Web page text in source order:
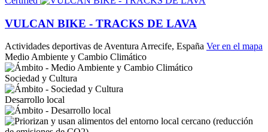
VULCAN BIKE - TRACKS DE LAVA
Actividades deportivas de Aventura Arrecife, España Ver en el mapa
Medio Ambiente y Cambio Climático
Sociedad y Cultura
Desarrollo local